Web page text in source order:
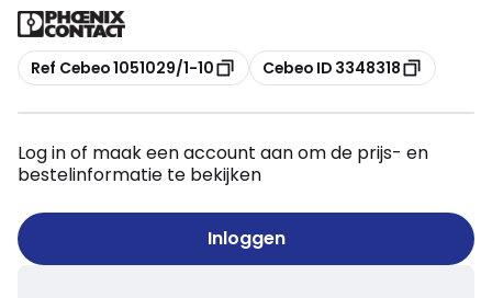
Kopiëren
Ref Cebeo 1051029/1-10 Kopiëren
Cebeo ID 3348318
Log in of maak een account aan om de prijs- en
bestelinformatie te bekijken
Inloggen